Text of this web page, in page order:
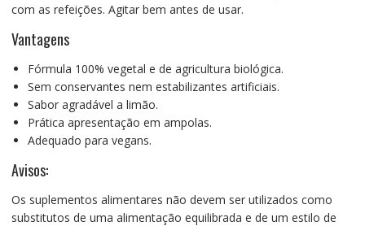
com as refeições. Agitar bem antes de usar.
Vantagens
Fórmula 100% vegetal e de agricultura biológica.
Sem conservantes nem estabilizantes artificiais.
Sabor agradável a limão.
Prática apresentação em ampolas.
Adequado para vegans.
Avisos:
Os suplementos alimentares não devem ser utilizados como
substitutos de uma alimentação equilibrada e de um estilo de